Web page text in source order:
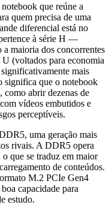
que reúne a
quem precisa de uma
diferencial está no
à série H —
maioria dos concorrentes
(voltados para economia
mais
significa que o notebook
como abrir dezenas de
vídeos embutidos e
perceptíveis.
uma geração mais
rivais. A DDR5 opera
que se traduz em maior
de conteúdos.
M.2 PCIe Gen4
capacidade para
estudo.